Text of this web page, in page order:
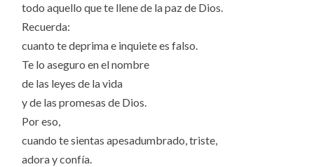
todo aquello que te llene de la paz de Dios.
Recuerda:
cuanto te deprima e inquiete es falso.
Te lo aseguro en el nombre
de las leyes de la vida
y de las promesas de Dios.
Por eso,
cuando te sientas apesadumbrado, triste,
adora y confía.